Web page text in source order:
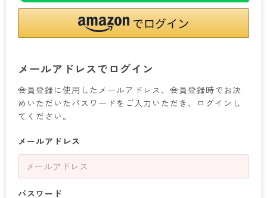
- 無地ストッキング
- 柄ストッキング
- 着圧ストッキング
- パンティ部レスストッキング
タイツ
- 無地タイツ
- 柄タイツ
ブラジャー
- ノンワイヤーブラ
- ブラトップ
ショーツ
- レギュラーショーツ
- サニタリーショーツ
- ガードル・補正ショーツ
肌着・インナー
ライフスタイルウェア
ルームウェア・パジャマ
アクティブ・スポーツ
- スポーツブラ
- スポーツトップス
- スポーツボトムス
雑貨・小物
クルー・レギュラー丈ソックス
スニーカー丈・くるぶし丈ソックス
メンズパンツ
Tバック・ビキニ
肌着・インナー
ライフスタイルウェア
ルームウェア・パジャマ
ソックス・靴下
クルー・レギュラー丈ソックス
ハイソックス
スクールソックス
ブラジャー
ノンワイヤーブラ
スポーツブラ
ショーツ
レギュラーショーツ
サニタリーショーツ
ボクサー
AZGI
アスティーグ
スゴスト
フェイクタイツ
hotto comfort
Atsugi COLORS
BT
スクールタイム
商品選びのお手伝い
ブラジャー特集
タイツの選び方
ご利用ガイド
はじめての方へ
よくある質問（FAQ）
サイズ表
お支払い方法について
配送方法について
メールアドレスでログイン
会員登録に使用したメールアドレス、会員登録時でお決
めいただいたパスワードをご入力いただき、ログインし
てください。
メールアドレス
パスワード